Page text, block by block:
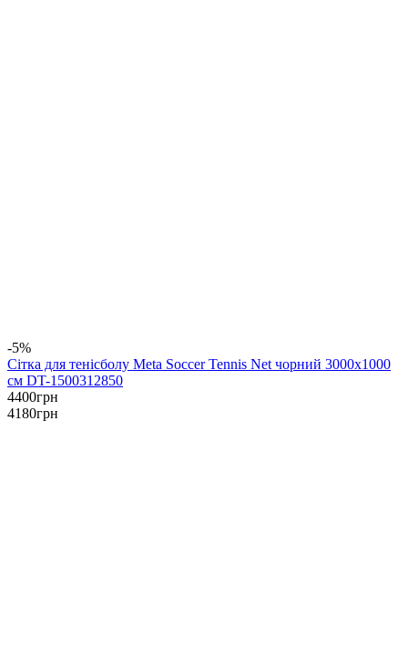
-5%
Сітка для тенісболу Meta Soccer Tennis Net чорний 3000х1000
см DT-1500312850
4400грн
4180грн